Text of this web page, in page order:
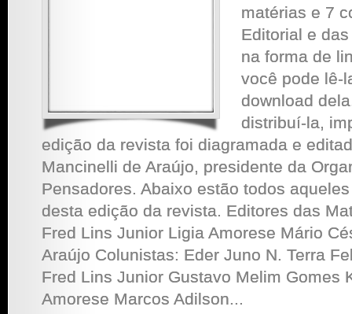
matérias e 7
Editorial e
na forma de
você pode lê-
download
distribuí-la,
edição da revista foi diagramada e
Mancinelli de Araújo, presidente da
Pensadores. Abaixo estão todos
desta edição da revista. Editores das
Fred Lins Junior Ligia Amorese Mário
Araújo Colunistas: Eder Juno N. Terra
Fred Lins Junior Gustavo Melim Gomes
Amorese Marcos Adilson...